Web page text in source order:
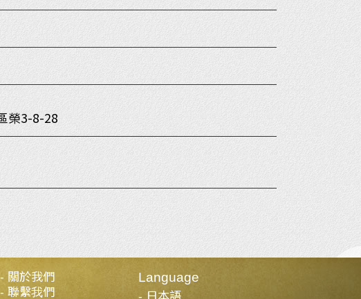
榮3-8-28
關於我們
聯繫我們
Language
日本語